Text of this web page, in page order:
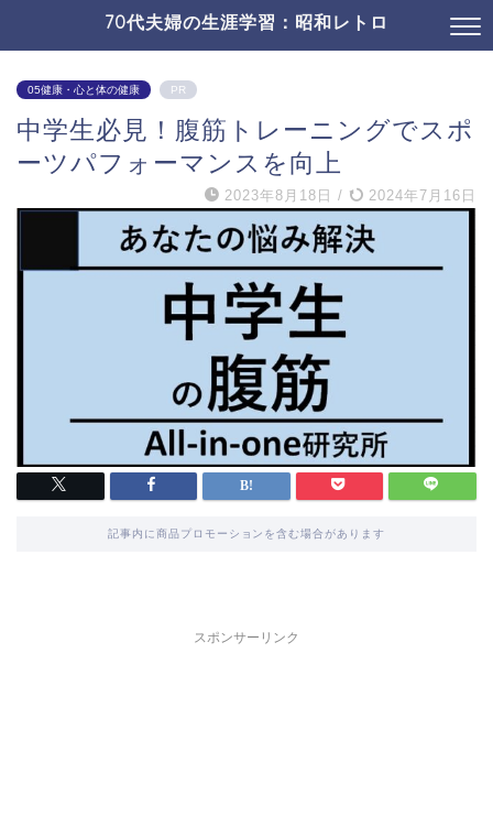
70代夫婦の生涯学習：昭和レトロ
05健康・心と体の健康 PR
中学生必見！腹筋トレーニングでスポ
ーツパフォーマンスを向上
2023年8月18日 / 2024年7月16日
記事内に商品プロモーションを含む場合があります
スポンサーリンク